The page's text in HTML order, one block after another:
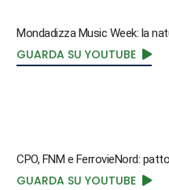
Mondadizza Music Week: la
GUARDA SU YOUTUBE
CPO, FNM e FerrovieNord:
GUARDA SU YOUTUBE